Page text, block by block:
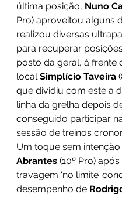
última posição, Nuno
Pro) aproveitou alguns
realizou diversas
para recuperar
posto da geral, à frente
local Simplício Taveira
que dividiu com este a
linha da grelha depois
conseguido participar
sessão de treinos
Um toque sem
Abrantes (10º Pro)
travagem ‘no limite’
desempenho de